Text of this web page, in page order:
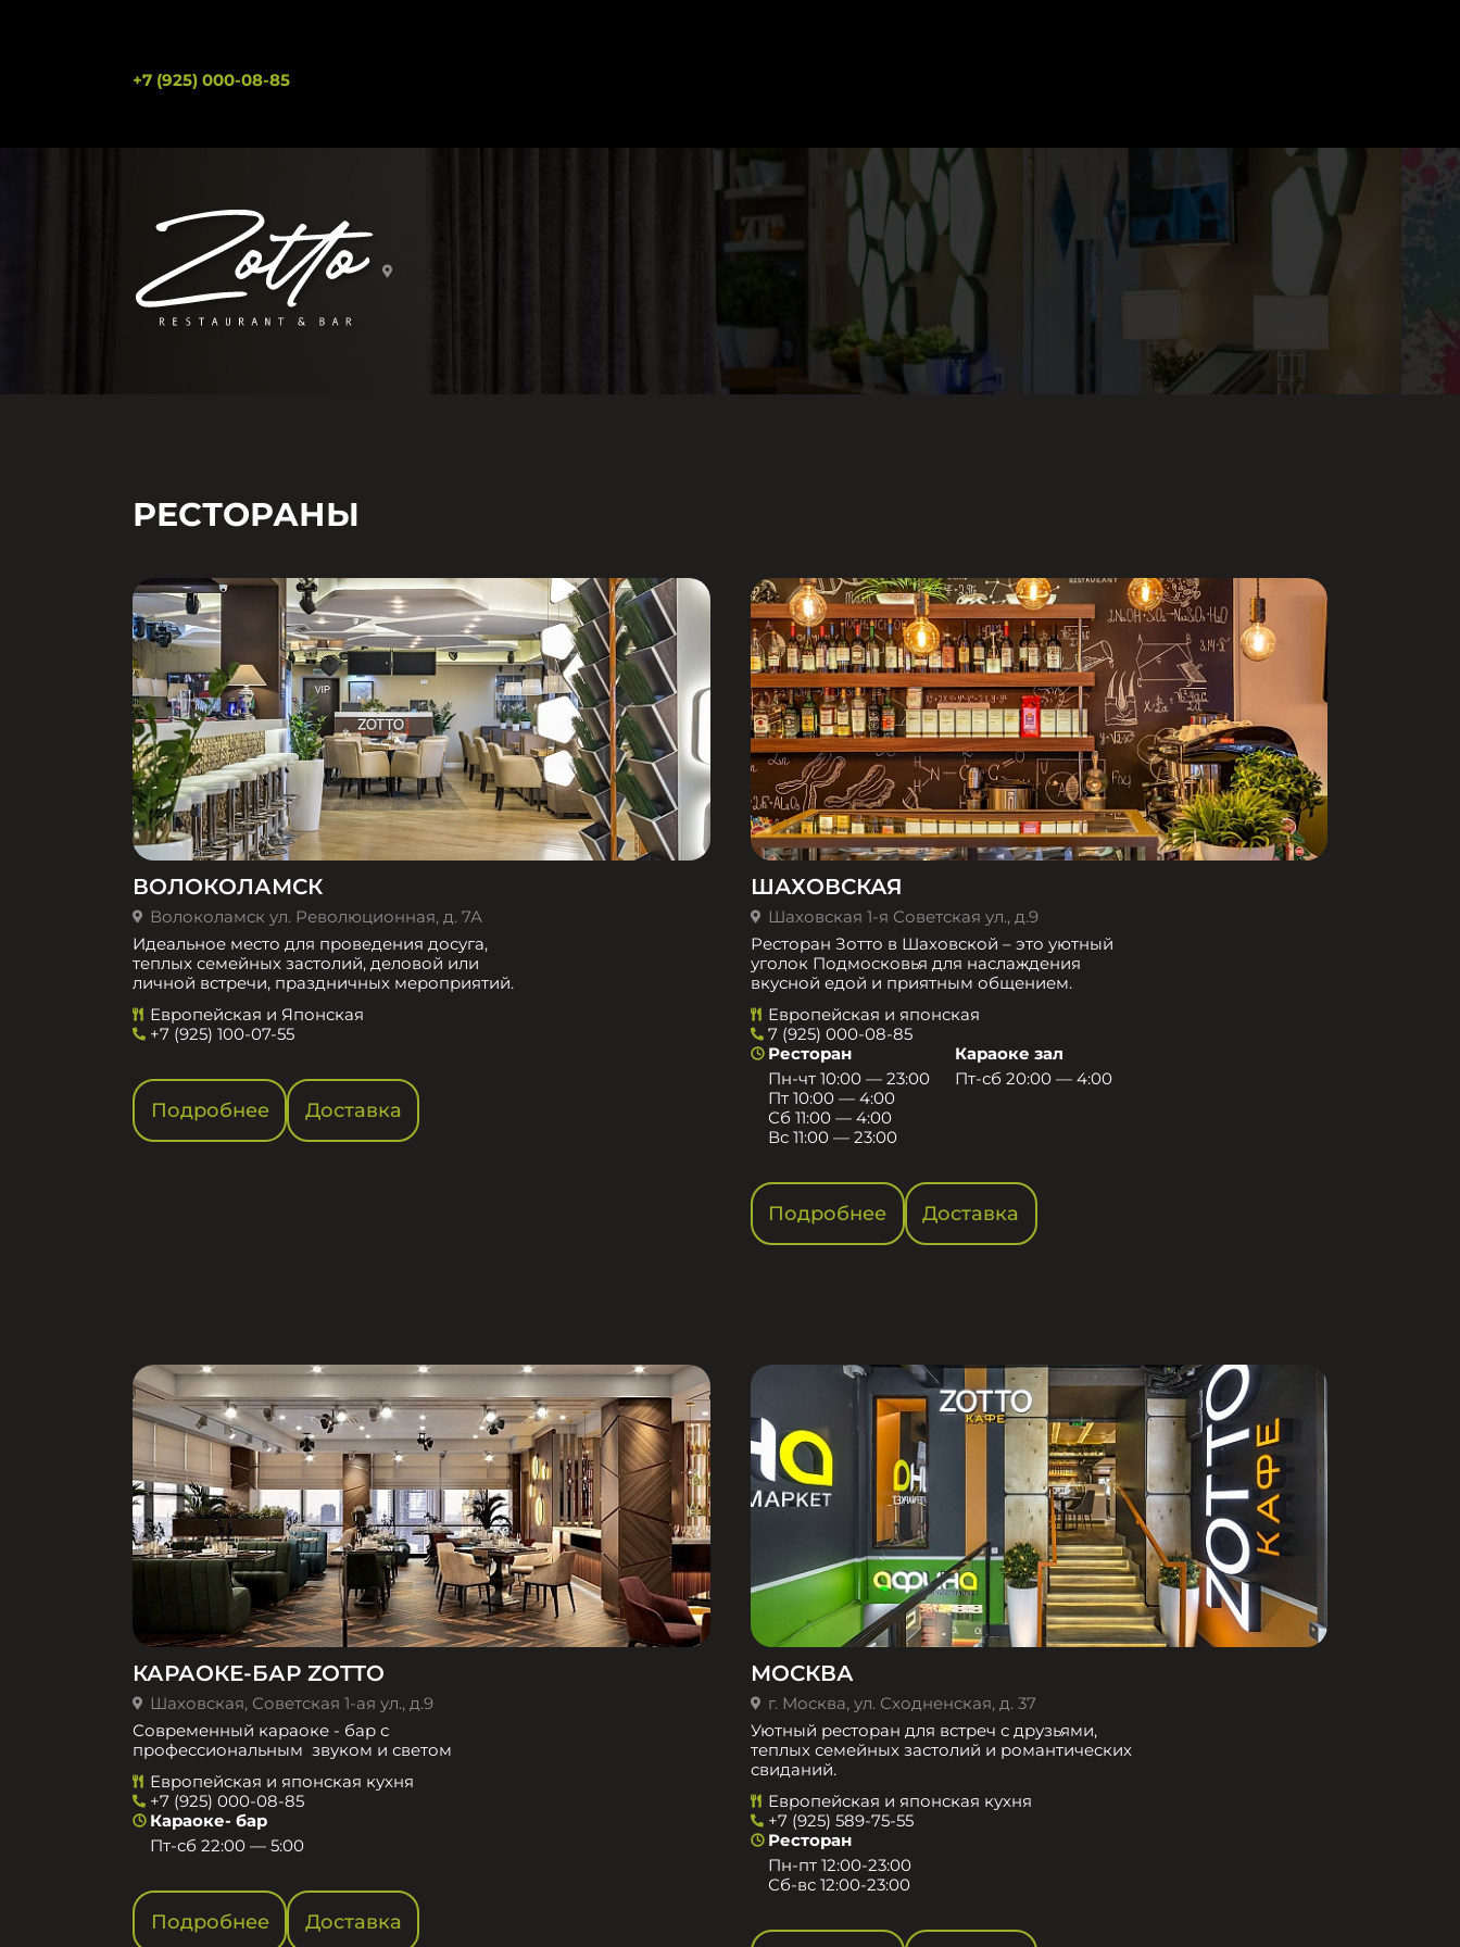
+7 (925) 000-08-85
РЕСТОРАНЫ
ВОЛОКОЛАМСК
Волоколамск ул. Революционная, д. 7А
Идеальное место для проведения досуга,
теплых семейных застолий, деловой или
личной встречи, праздничных мероприятий.
Европейская и Японская
+7 (925) 100-07-55
Подробнее Доставка
ШАХОВСКАЯ
Шаховская 1-я Советская ул., д.9
Ресторан Зотто в Шаховской – это уютный
уголок Подмосковья для наслаждения
вкусной едой и приятным общением.​
Европейская и японская
7 (925) 000-08-85
Ресторан
Пн-чт 10:00 — 23:00
Пт 10:00 — 4:00
Сб 11:00 — 4:00
Вс 11:00 — 23:00
Караоке зал
Пт-сб 20:00 — 4:00
Подробнее Доставка
КАРАОКЕ-БАР ZOTTO
Шаховская, Советская 1-ая ул., д.9
Современный караоке - бар с
профессиональным звуком и светом
Европейская и японская кухня
+7 (925) 000-08-85
Караоке- бар
Пт-сб 22:00 — 5:00
Подробнее Доставка
МОСКВА
г. Москва, ул. Сходненская, д. 37
Уютный ресторан для встреч с друзьями,
теплых семейных застолий и романтических
свиданий.
Европейская и японская кухня
+7 (925) 589-75-55
Ресторан
Пн-пт 12:00-23:00
Сб-вс 12:00-23:00